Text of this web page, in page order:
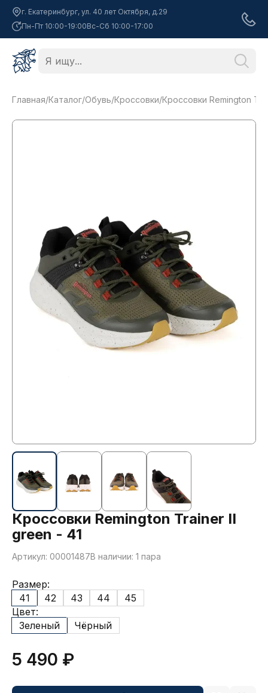
г. Екатеринбург, ул. 40 лет Октября, д.29
Пн-Пт 10:00-19:00Вс-Сб 10:00-17:00
Главная/Каталог/Обувь/Кроссовки/Кроссовки Remington
Кроссовки Remington Trainer II
green - 41
Артикул: 00001487В наличии: 1 пара
Размер:
41
42 43 44
45
Цвет:
Зеленый
Чёрный
5 490 ₽